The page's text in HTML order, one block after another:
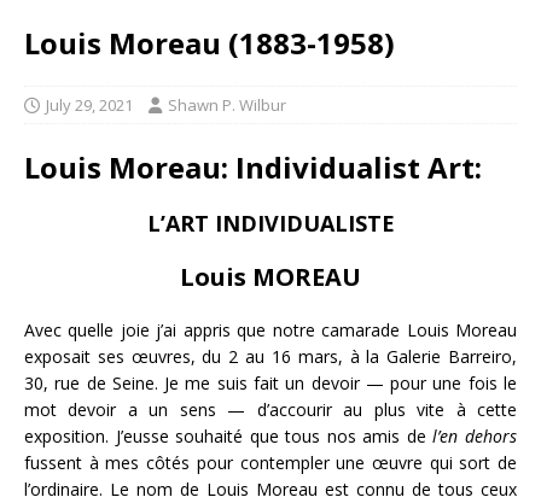
Louis Moreau (1883-1958)
July 29, 2021 Shawn P. Wilbur
Louis Moreau: Individualist Art:
L’ART INDIVIDUALISTE
Louis MOREAU
Avec quelle joie j’ai appris que notre camarade Louis Moreau
exposait ses œuvres, du 2 au 16 mars, à la Galerie Barreiro,
30, rue de Seine. Je me suis fait un devoir — pour une fois le
mot devoir a un sens — d’accourir au plus vite à cette
exposition. J’eusse souhaité que tous nos amis del’en dehors
fussent à mes côtés pour contempler une œuvre qui sort de
l’ordinaire. Le nom de Louis Moreau est connu de tous ceux